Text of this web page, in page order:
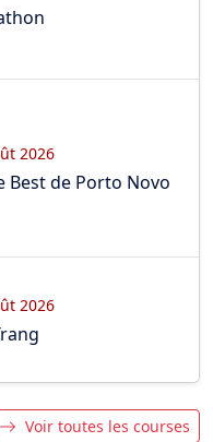
2026
Best de Porto Novo
2026
Voir toutes les courses